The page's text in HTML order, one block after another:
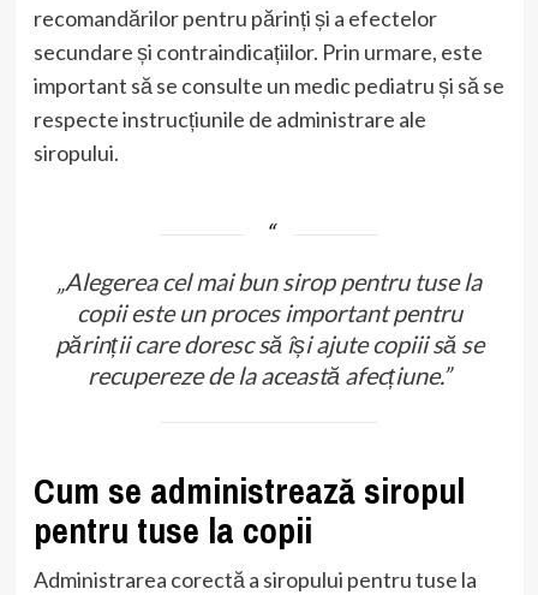
recomandărilor pentru părinți și a efectelor
secundare și contraindicațiilor. Prin urmare, este
important să se consulte un medic pediatru și să se
respecte instrucțiunile de administrare ale
siropului.
„Alegerea cel mai bun sirop pentru tuse la
copii este un proces important pentru
părinții care doresc să își ajute copiii să se
recupereze de la această afecțiune.”
Cum se administrează siropul
pentru tuse la copii
Administrarea corectă a siropului pentru tuse la